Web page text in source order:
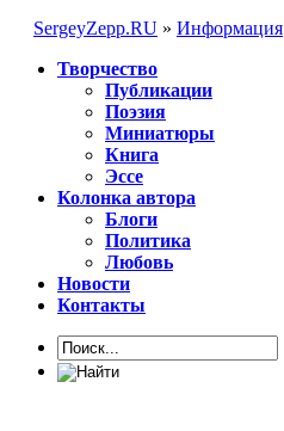
SergeyZepp.RU » Информация
Творчество
Публикации
Поэзия
Миниатюры
Книга
Эссе
Колонка автора
Блоги
Политика
Любовь
Новости
Контакты